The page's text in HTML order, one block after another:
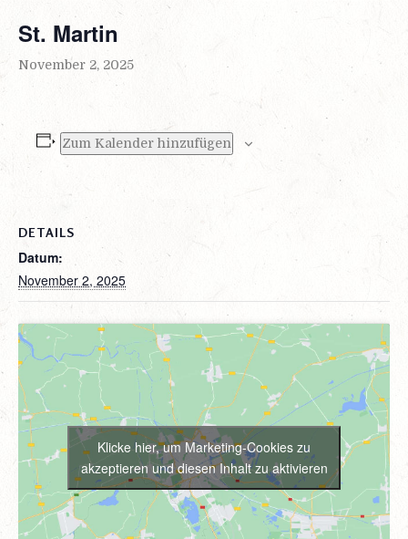
St. Martin
November 2, 2025
Zum Kalender hinzufügen
DETAILS
Datum:
November 2, 2025
Klicke hier, um Marketing-Cookies zu
akzeptieren und diesen Inhalt zu aktivieren